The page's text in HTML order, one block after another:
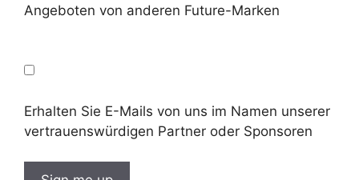
Angeboten von anderen Future-Marken
Erhalten Sie E-Mails von uns im Namen unserer
vertrauenswürdigen Partner oder Sponsoren